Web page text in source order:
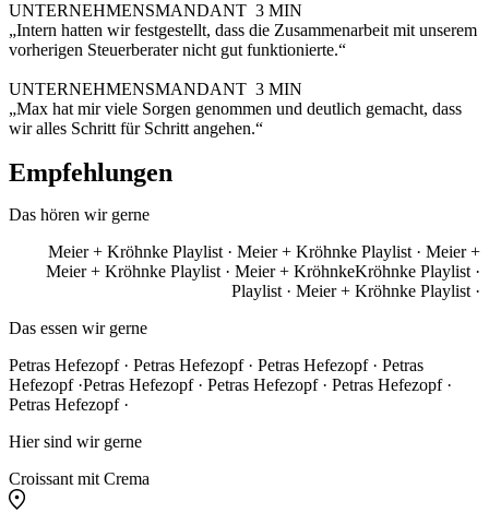
UNTERNEHMENSMANDANT 3 MIN
„Intern hatten wir festgestellt, dass die Zusammenarbeit mit unserem
vorherigen Steuerberater nicht gut funktionierte.“
UNTERNEHMENSMANDANT 3 MIN
„Max hat mir viele Sorgen genommen und deutlich gemacht, dass
wir alles Schritt für Schritt angehen.“
Empfehlungen
Das hören wir gerne
Meier + Kröhnke Playlist · Meier + Kröhnke Playlist · Meier +
Kröhnke Playlist ·
Meier + Kröhnke Playlist · Meier + Kröhnke
Playlist · Meier + Kröhnke Playlist ·
Das essen wir gerne
Petras Hefezopf · Petras Hefezopf · Petras Hefezopf · Petras
Hefezopf ·Petras Hefezopf · Petras Hefezopf · Petras Hefezopf ·
Petras Hefezopf ·
Hier sind wir gerne
Croissant mit Crema